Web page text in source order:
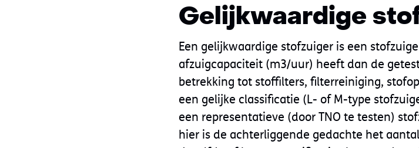
Gelijkwaardige
Een gelijkwaardige stofzuiger is een
afzuigcapaciteit (m3/uur) heeft dan de
betrekking tot stoffilters, filterreiniging,
een gelijke classificatie (L- of M-type
een representatieve (door TNO te testen)
hier is de achterliggende gedachte het